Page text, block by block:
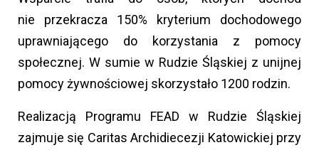
nie przekracza 150% kryterium dochodowego
uprawniającego do korzystania z pomocy
społecznej. W sumie w Rudzie Śląskiej z unijnej
pomocy żywnościowej skorzystało 1200 rodzin.
Realizacją Programu FEAD w Rudzie Śląskiej
zajmuje się Caritas Archidiecezji Katowickiej przy